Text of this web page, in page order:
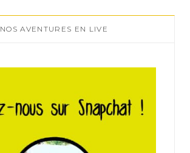
NOS AVENTURES EN LIVE